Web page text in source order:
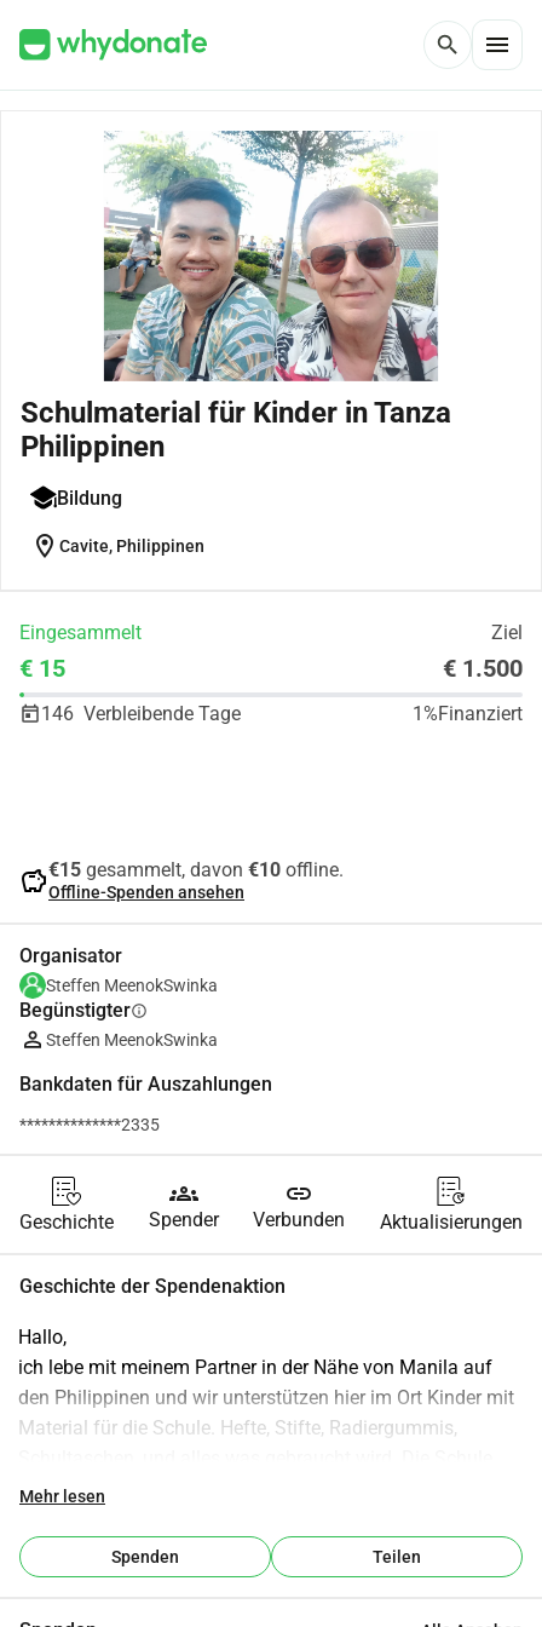
search menu
Schulmaterial für Kinder in Tanza
Philippinen
Bildung
location_on Cavite, Philippinen
Eingesammelt Ziel
€ 15 € 1.500
146 Verbleibende Tage 1%Finanziert
savings€15 gesammelt, davon €10 offline.
Offline-Spenden ansehen
Organisator
Steffen MeenokSwinka
Begünstigterinfo
Steffen MeenokSwinka
Bankdaten für Auszahlungen
**************2335
Geschichte
groups
Spender
link
Verbunden Aktualisierungen
Geschichte der Spendenaktion
Hallo,
ich lebe mit meinem Partner in der Nähe von Manila auf
den Philippinen und wir unterstützen hier im Ort Kinder mit
Material für die Schule. Hefte, Stifte, Radiergummis,
verteilt es selber damit wirklich nur Kinder was bekommen
Mitteln leisten können.
Was für uns Europäer selbstverständlich, ist hier für viele
Mehr lesen
Spenden Teilen